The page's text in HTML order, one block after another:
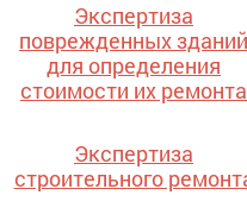
Экспертиза
поврежденных зданий
для определения
стоимости их ремонта
Экспертиза
строительного